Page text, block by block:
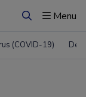
ZoekenMenu
(COVID-19)